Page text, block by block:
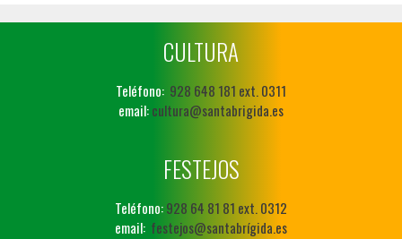
CULTURA
Teléfono: 928 648 181 ext. 0311
email:cultura@santabrigida.es
FESTEJOS
Teléfono:928 64 81 81 ext. 0312
email: festejos@santabrígida.es